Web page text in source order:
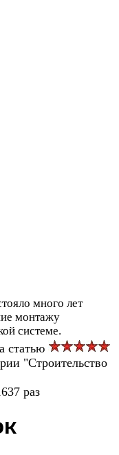
много лет
монтажу
системе.
статью
"Строительство
раз